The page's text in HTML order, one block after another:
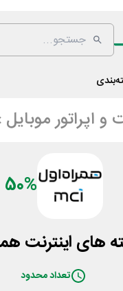
و اپراتور موبایل
50%
تعداد محدود